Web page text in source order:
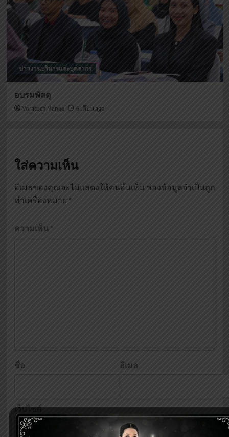
ข่าวงานบริหารและบุคลากร
อบรมพัสดุ
Voratuch Manee 6 เดือน ago
ใส่ความเห็น
อีเมลของคุณจะไม่แสดงให้คนอื่นเห็น ช่องข้อมูลจำเป็นถูก
ทำเครื่องหมาย *
ความเห็น *
ชื่อ อีเมล
เว็บไซต์